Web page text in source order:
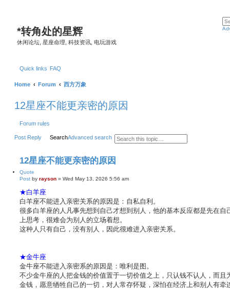
*转角处的星辉
休闲论坛, 星座命理, 科技资讯, 电玩游戏
Quick links FAQ
Home Forum 西方万象
12星座不能更亲密的原因
Forum rules
Post Reply SearchAdvanced search
12星座不能更亲密的原因
Quote
Post by rayson » Wed May 13, 2026 5:56 am
★白羊座
白羊座不能进入亲密关系的原因是：自私自利。
很多白羊座的人凡事先想到自己才想到别人，他的基本反应都是先在自
上思考，很难会为别人的立场着想。
这种人只有自己，没有别人，因此很难进入亲密关系。
★金牛座
金牛座不能进入亲密系的原因是：唯利是图。
不少金牛座的人把金钱的价值置于一切价值之上，只认钱不认人，而且
金钱，愿意牺牲自己的一切，对人常存怀疑，深怕在经济上和别人有牵